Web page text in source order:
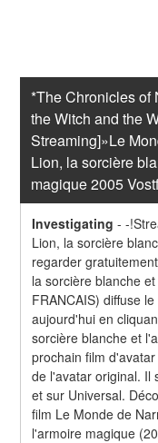
*The Chronicles of
the Witch and the
Streaming]»Le
Lion, la sorcière
magique 2005
Investigating --
Lion, la sorcière
regarder
la sorcière blanche
FRANCAIS) diffuse
aujourd'hui en
sorcière blanche et
prochain film
de l'avatar original. Il
et sur Universal.
film Le Monde de
l'armoire magique